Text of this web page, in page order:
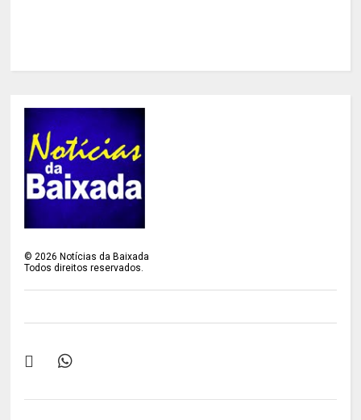
©2026 Notícias da Baixada
Todos direitos reservados.